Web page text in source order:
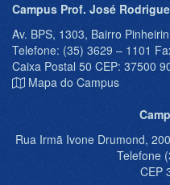
Campus Prof. José
Av. BPS, 1303, Bairro
Telefone: (35) 3629 – 1101
Caixa Postal 50 CEP: 37500
Mapa do Campus
Rua Irmã Ivone Drumond,
Telefone
CEP